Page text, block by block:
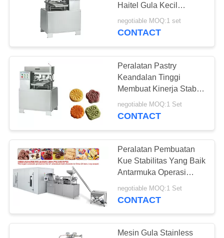
KONTROL
KUALITAS
HUBUNGI
KAMI
PERMINTAAN
PENAWARAN
SITEMAP
PRIVACY
Lini Produksi
Makanan Ringan
Jalur Produksi
Sereal
Haitel Gula Kecil
Membuat Mesin
negotiable MOQ:1 set
CONTACT
Peralatan Pastry
Keandalan Tinggi
Membuat Kinerja Stabil
Pemeliharaan Nyaman
negotiable MOQ:1 Set
CONTACT
Peralatan Pembuatan
Kue Stabilitas Yang Baik
Antarmuka Operasi
Mesin - Manusia
negotiable MOQ:1 Set
CONTACT
Mesin Gula Stainless